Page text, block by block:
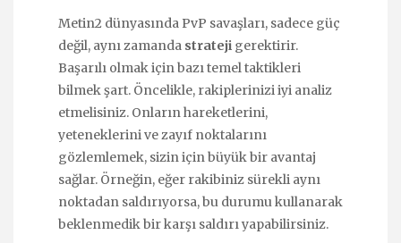
Metin2 dünyasında PvP savaşları, sadece güç
değil, aynı zamanda strateji gerektirir.
Başarılı olmak için bazı temel taktikleri
bilmek şart. Öncelikle, rakiplerinizi iyi analiz
etmelisiniz. Onların hareketlerini,
yeteneklerini ve zayıf noktalarını
gözlemlemek, sizin için büyük bir avantaj
sağlar. Örneğin, eğer rakibiniz sürekli aynı
noktadan saldırıyorsa, bu durumu kullanarak
beklenmedik bir karşı saldırı yapabilirsiniz.